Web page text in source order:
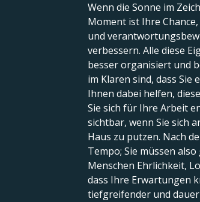
Wenn die Sonne im
Moment ist Ihre
und
verbessern. Alle diese
besser organisiert und
im Klaren sind, dass
Ihnen dabei helfen,
Sie sich für Ihre Arbeit
sichtbar, wenn Sie sich
Haus zu putzen. Nach
Tempo; Sie müssen
Menschen Ehrlichkeit,
dass Ihre Erwartungen
tiefgreifender und